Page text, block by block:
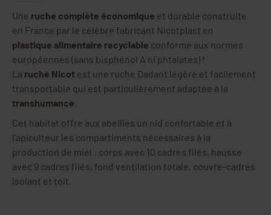
Une ruche complète économique et durable construite
en France par le célèbre fabricant Nicotplast en
plastique alimentaire recyclable conforme aux normes
européennes (sans bisphénol A ni phtalates) !
La ruche Nicot est une ruche Dadant légère et facilement
transportable qui est particulièrement adaptée à la
transhumance.
Cet habitat offre aux abeilles un nid confortable et à
l'apiculteur les compartiments nécessaires à la
production de miel : corps avec 10 cadres filés, hausse
avec 9 cadres filés, fond ventilation totale, couvre-cadres
isolant et toit.